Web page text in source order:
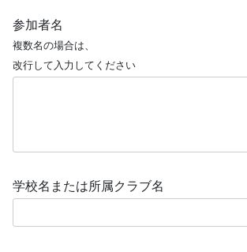
参加者名
複数名の場合は、
改行して入力してください
学校名または所属クラブ名